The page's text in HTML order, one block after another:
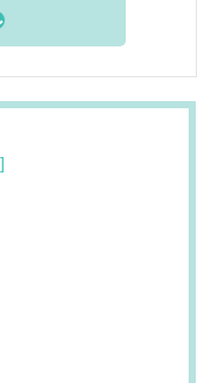
]